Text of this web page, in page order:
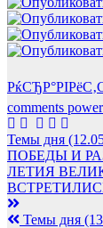
comments
по
записям
Темы дня
ПОБЕДЫ И
ЛЕТИЯ
Темы дня